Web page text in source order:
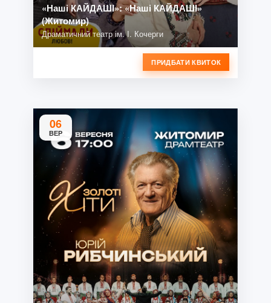
«Наші КАЙДАШІ»: «Наші КАЙДАШІ»
(Житомир)
Драматичний театр ім. І. Кочерги
ПРИДБАТИ КВИТОК
06
ВЕР